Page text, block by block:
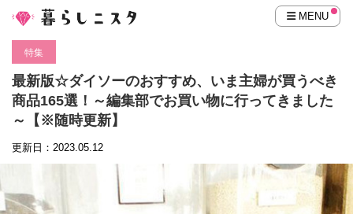
MENU
特集
最新版☆ダイソーのおすすめ、いま主婦が買うべき
商品165選！～編集部でお買い物に行ってきました
～【※随時更新】
更新日：2023.05.12